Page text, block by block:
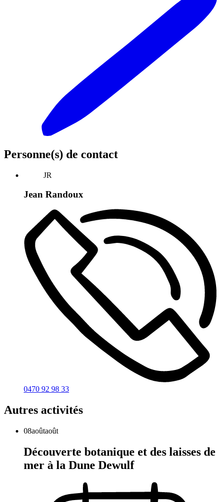
Personne(s) de contact
JR
Jean Randoux
0470 92 98 33
Autres activités
08aoûtaoût
Découverte botanique et des laisses de
mer à la Dune Dewulf